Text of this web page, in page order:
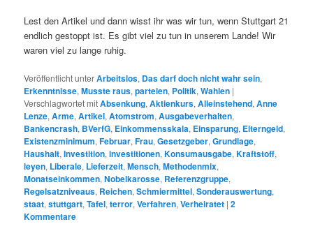
Lest den Artikel und dann wisst ihr was wir tun, wenn Stuttgart 21
endlich gestoppt ist. Es gibt viel zu tun in unserem Lande! Wir
waren viel zu lange ruhig.
Veröffentlicht unterArbeitslos, Das darf doch nicht wahr sein,
Erkenntnisse,Musste raus,parteien, Politik,Wahlen |
Verschlagwortet mitAbsenkung,Aktienkurs,Alleinstehend,Anne
Lenze,Arme,Artikel,Atomstrom,Ausgabeverhalten,
Bankencrash, BVerfG, Einkommensskala, Einsparung, Elterngeld,
Existenzminimum,Februar,Frau,Gesetzgeber,Grundlage,
Haushalt,Investition,investitionen,Konsumausgabe,Kraftstoff,
leyen, Liberale, Lieferzeit,Mensch,Methodenmix,
Monatseinkommen,Nobelkarosse, Referenzgruppe,
Regelsatzniveaus, Reichen,Schmiermittel,Sonderauswertung,
staat,stuttgart,Tafel,terror,Verfahren,Verheiratet |2
Kommentare